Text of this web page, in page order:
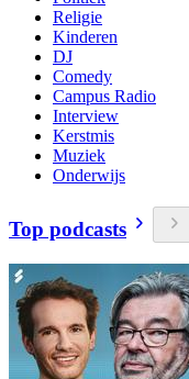
Religie
Kinderen
DJ
Comedy
Campus Radio
Interview
Kerstmis
Muziek
Onderwijs
Top podcasts